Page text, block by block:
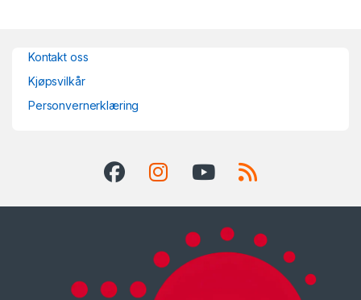
Kontakt oss
Kjøpsvilkår
Personvernerklæring